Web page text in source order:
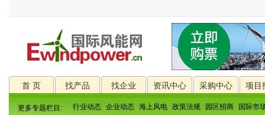
首 页 找产品 找企业 资讯中心 采购中心 项目
更多专题栏目: 行业动态 企业动态 海上风电 政策法规 园区招商
国际市